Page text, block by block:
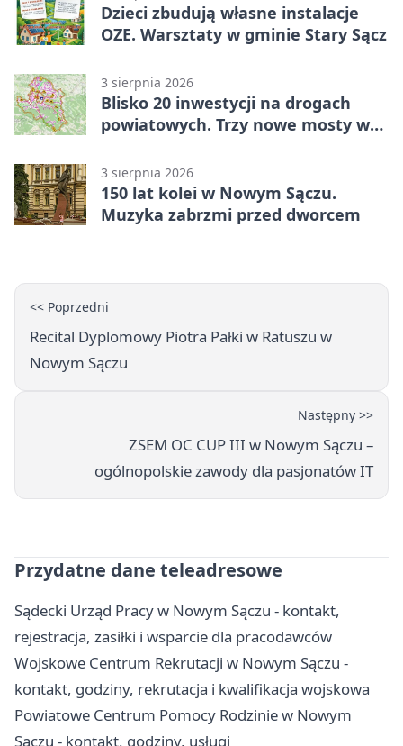
Dzieci zbudują własne instalacje
OZE. Warsztaty w gminie Stary Sącz
3 sierpnia 2026
Blisko 20 inwestycji na drogach
powiatowych. Trzy nowe mosty w
3 sierpnia 2026
150 lat kolei w Nowym Sączu.
Muzyka zabrzmi przed dworcem
<< Poprzedni
Recital Dyplomowy Piotra Pałki w Ratuszu w
Nowym Sączu
Następny >>
ZSEM OC CUP III w Nowym Sączu –
ogólnopolskie zawody dla pasjonatów IT
Przydatne dane teleadresowe
Sądecki Urząd Pracy w Nowym Sączu - kontakt,
rejestracja, zasiłki i wsparcie dla pracodawców
Wojskowe Centrum Rekrutacji w Nowym Sączu -
kontakt, godziny, rekrutacja i kwalifikacja wojskowa
Powiatowe Centrum Pomocy Rodzinie w Nowym
Sączu - kontakt, godziny, usługi